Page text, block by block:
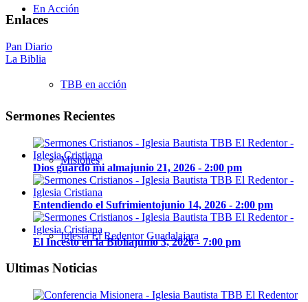
En Acción
TBB en acción
Misiones
Iglesia El Redentor Guadalajara
Enlaces
Pan Diario
La Biblia
Sermones Recientes
Dios guardó mi almajunio 21, 2026 - 2:00 pm
Entendiendo el Sufrimientojunio 14, 2026 - 2:00 pm
El Incesto en la Bibliajunio 3, 2026 - 7:00 pm
Ultimas Noticias